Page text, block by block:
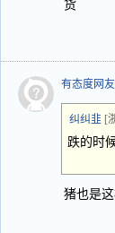
货
有态度网
纠纠韭 [
跌的时
猪也是